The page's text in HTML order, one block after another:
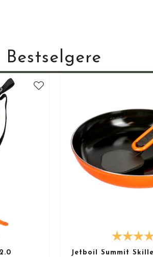
Bestselgere
Jetboil Summit